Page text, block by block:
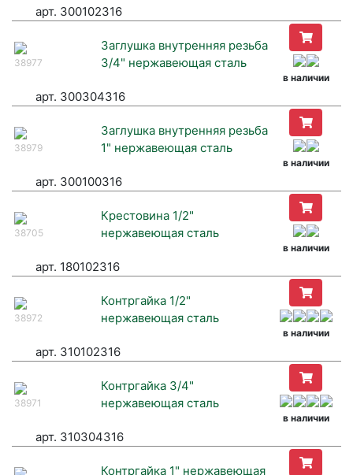
арт. 300102316
38977
Заглушка внутренняя резьба
3/4" нержавеющая сталь
в наличии
арт. 300304316
38979
Заглушка внутренняя резьба
1" нержавеющая сталь
в наличии
арт. 300100316
38705
Крестовина 1/2"
нержавеющая сталь
в наличии
арт. 180102316
38972
Контргайка 1/2"
нержавеющая сталь
в наличии
арт. 310102316
38971
Контргайка 3/4"
нержавеющая сталь
в наличии
арт. 310304316
Контргайка 1" нержавеющая